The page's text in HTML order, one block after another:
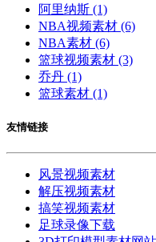
阿里纳斯 (1)
NBA视频素材 (6)
NBA素材 (6)
篮球视频素材 (3)
乔丹 (1)
篮球素材 (1)
友情链接
风景视频素材
解压视频素材
搞笑视频素材
足球录像下载